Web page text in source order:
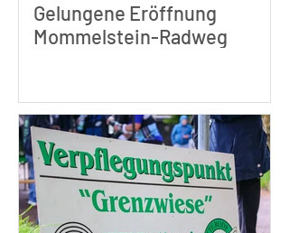
Gelungene Eröffnung
Mommelstein-Radweg